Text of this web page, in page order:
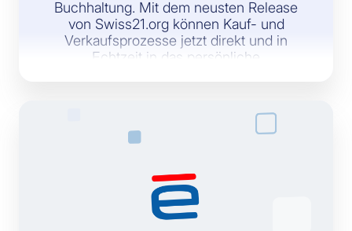
Buchhaltung. Mit dem neusten Release
von Swiss21.org können Kauf- und
Verkaufsprozesse jetzt direkt und in
Echtzeit in das persönliche